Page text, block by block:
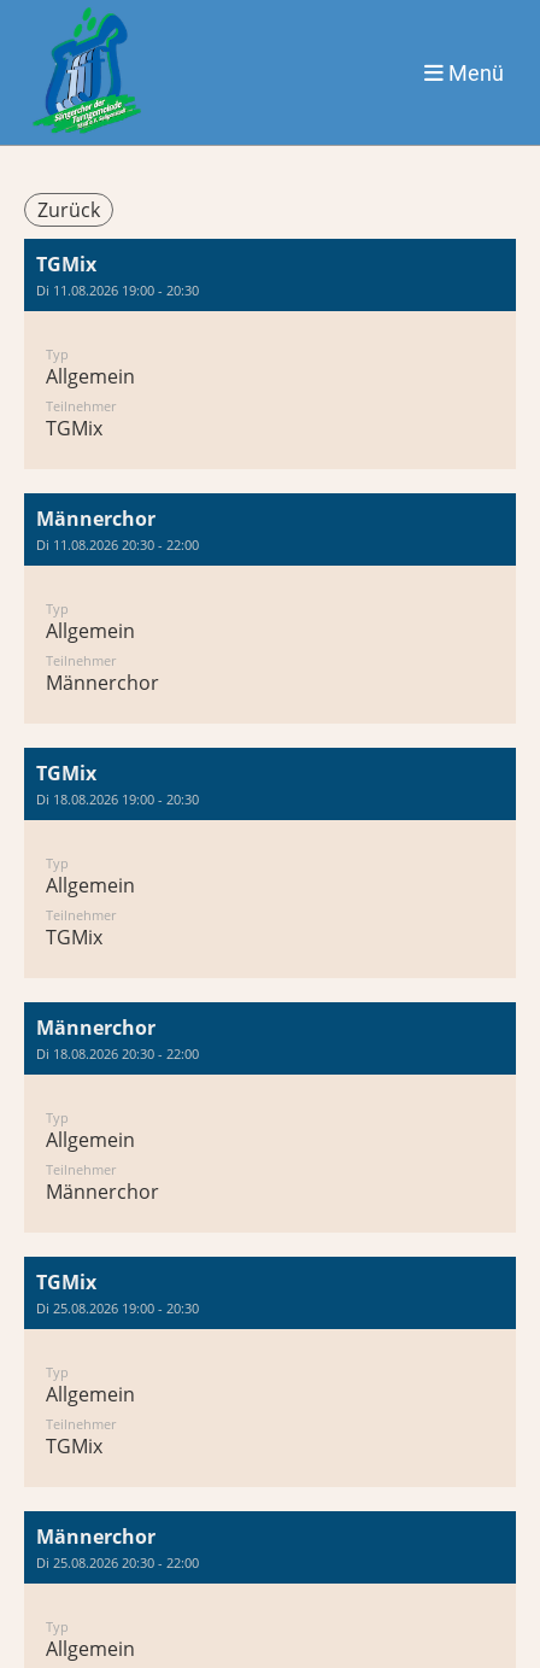
Menü
Zurück
TGMix
Di 11.08.2026 19:00 - 20:30
Typ
Allgemein
Teilnehmer
TGMix
Männerchor
Di 11.08.2026 20:30 - 22:00
Typ
Allgemein
Teilnehmer
Männerchor
TGMix
Di 18.08.2026 19:00 - 20:30
Typ
Allgemein
Teilnehmer
TGMix
Männerchor
Di 18.08.2026 20:30 - 22:00
Typ
Allgemein
Teilnehmer
Männerchor
TGMix
Di 25.08.2026 19:00 - 20:30
Typ
Allgemein
Teilnehmer
TGMix
Männerchor
Di 25.08.2026 20:30 - 22:00
Typ
Allgemein